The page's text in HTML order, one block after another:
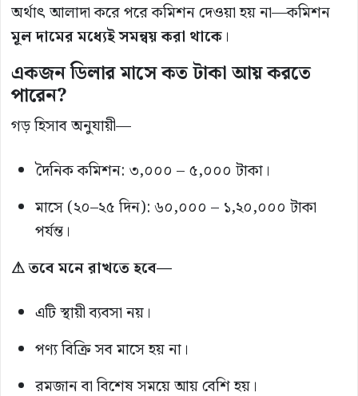
অর্থাৎ আলাদা করে পরে কমিশন দেওয়া হয় না—কমিশন
মূল দামের মধ্যেই সমন্বয় করা থাকে।
একজন ডিলার মাসে কত টাকা আয় করতে
পারেন?
গড় হিসাব অনুযায়ী—
দৈনিক কমিশন: ৩,০০০ – ৫,০০০ টাকা।
মাসে (২০–২৫ দিন): ৬০,০০০ – ১,২০,০০০ টাকা
পর্যন্ত।
⚠ তবে মনে রাখতে হবে—
এটি স্থায়ী ব্যবসা নয়।
পণ্য বিক্রি সব মাসে হয় না।
রমজান বা বিশেষ সময়ে আয় বেশি হয়।